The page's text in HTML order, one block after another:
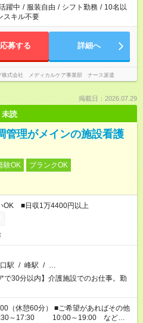
躍中 / 服装自由 / シフト勤務 / 10名以
スキル不要
応募する 詳細へ
株式会社 メディカルケア事業部 ナース派遣
掲載日：2026.07.29
未読
管理がメインの施設看護
験OK
ブランクOK
OK ■日収1万4400円以上
駅 / 峰駅 / …
で30分以内】介護施設でのお仕事。勤
■ご希望があればその他
8:30～17:30 10:00～19:00 など